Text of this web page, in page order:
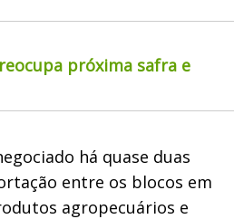
próxima safra e
há quase duas
entre os blocos em
agropecuários e